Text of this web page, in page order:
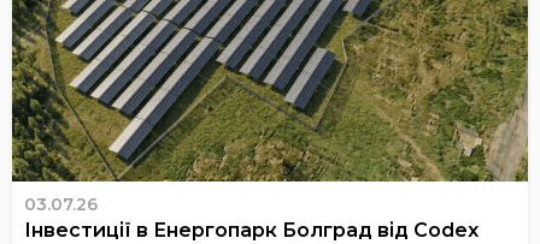
03.07.26
Інвестиції в Енергопарк Болград від Codex